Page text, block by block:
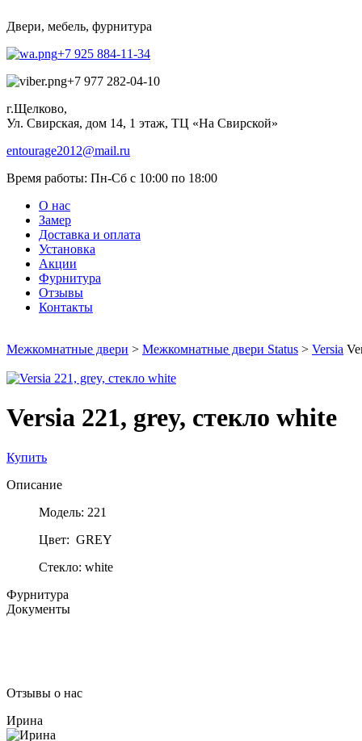
Двери, мебель, фурнитура
+7 925 884-11-34
+7 977 282-04-10
г.Щелково,
Ул. Свирская, дом 14, 1 этаж, ТЦ «На Свирской»
entourage2012@mail.ru
Время работы: Пн-Сб с 10:00 по 18:00
О нас
Замер
Доставка и оплата
Установка
Акции
Фурнитура
Отзывы
Контакты
Межкомнатные двери > Межкомнатные двери Status > Versia
Versia 221, grey, стекло white
Купить
Описание
Модель: 221
Цвет: GREY
Стекло: white
Фурнитура
Документы
Отзывы о нас
Ирина